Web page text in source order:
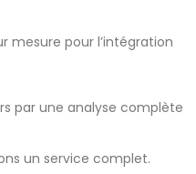
mesure pour l’intégration
par une analyse complète
un service complet.